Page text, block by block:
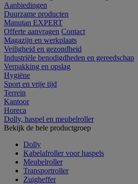
Aanbiedingen
Duurzame producten
Manutan EXPERT
Offerte aanvragen Contact
Magazijn en werkplaats
Veiligheid en gezondheid
Industriële benodigdheden en gereedschap
Verpakking en opslag
Hygiëne
Sport en vrije tijd
Terrein
Kantoor
Horeca
Dolly, haspel en meubelroller
Bekijk de hele productgroep
Dolly
Kabelafroller voor haspels
Meubelroller
Transportroller
Zuigheffer